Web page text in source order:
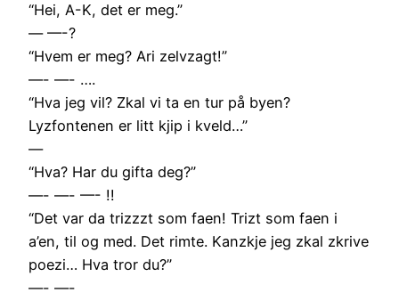
“Hei, A-K, det er meg.”
— —-?
“Hvem er meg? Ari zelvzagt!”
—- —- ….
“Hva jeg vil? Zkal vi ta en tur på byen?
Lyzfontenen er litt kjip i kveld…”
—
“Hva? Har du gifta deg?”
—- —- —- !!
“Det var da trizzzt som faen! Trizt som faen i
a’en, til og med. Det rimte. Kanzkje jeg zkal zkrive
poezi… Hva tror du?”
—- —-